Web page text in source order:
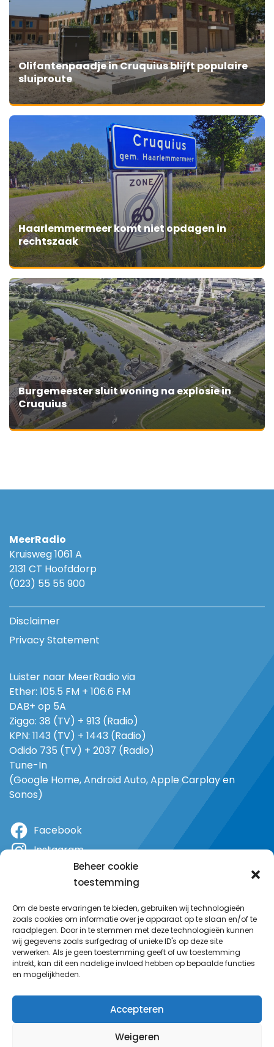
Beheer cookie
toestemming
Om de beste ervaringen te bieden, gebruiken wij technologieën
zoals cookies om informatie over je apparaat op te slaan en/of te
raadplegen. Door in te stemmen met deze technologieën kunnen
wij gegevens zoals surfgedrag of unieke ID's op deze site
verwerken. Als je geen toestemming geeft of uw toestemming
intrekt, kan dit een nadelige invloed hebben op bepaalde functies
en mogelijkheden.
Accepteren
Weigeren
Olifantenpaadje in Cruquius blijft populaire
sluiproute
Haarlemmermeer komt niet opdagen in
rechtszaak
Burgemeester sluit woning na explosie in
Cruquius
MeerRadio
Kruisweg 1061 A
2131 CT Hoofddorp
(023) 55 55 900
Disclaimer
Privacy Statement
Luister naar MeerRadio via
Ether: 105.5 FM + 106.6 FM
DAB+ op 5A
Ziggo: 38 (TV) + 913 (Radio)
KPN: 1143 (TV) + 1443 (Radio)
Odido 735 (TV) + 2037 (Radio)
Tune-In
(Google Home, Android Auto, Apple Carplay en
Sonos)
Facebook
Instagram
YouTube